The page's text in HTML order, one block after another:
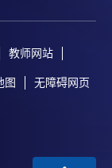
教师网站
图 无障碍网页